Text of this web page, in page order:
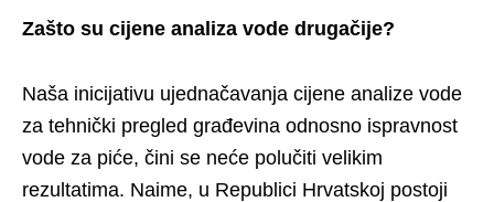
Zašto su cijene analiza vode drugačije?
Naša inicijativu ujednačavanja cijene analize vode
za tehnički pregled građevina odnosno ispravnost
vode za piće, čini se neće polučiti velikim
rezultatima. Naime, u Republici Hrvatskoj postoji